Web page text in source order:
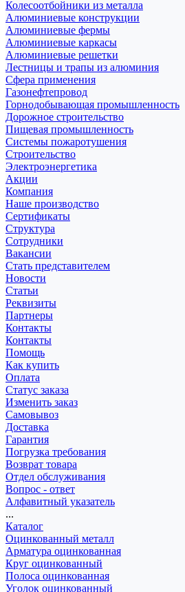
Колесоотбойники из металла
Алюминиевые конструкции
Алюминиевые фермы
Алюминиевые каркасы
Алюминиевые решетки
Лестницы и трапы из алюминия
Сфера применения
Газонефтепровод
Горнодобывающая промышленность
Дорожное строительство
Пищевая промышленность
Системы пожаротушения
Строительство
Электроэнергетика
Акции
Компания
Наше производство
Сертификаты
Структура
Сотрудники
Вакансии
Стать представителем
Новости
Статьи
Реквизиты
Партнеры
Контакты
Контакты
Помощь
Как купить
Оплата
Статус заказа
Изменить заказ
Самовывоз
Доставка
Гарантия
Погрузка требования
Возврат товара
Отдел обслуживания
Вопрос - ответ
Алфавитный указатель
...
Каталог
Оцинкованный металл
Арматура оцинкованная
Круг оцинкованный
Полоса оцинкованная
Уголок оцинкованный